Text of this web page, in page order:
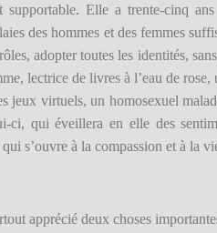
Elle a trente-cinq
des hommes et des femmes
adopter toutes les identités,
lectrice de livres à l’eau de rose,
jeux virtuels, un homosexuel
ci, qui éveillera en elle des
s’ouvre à la compassion et à la
apprécié deux choses